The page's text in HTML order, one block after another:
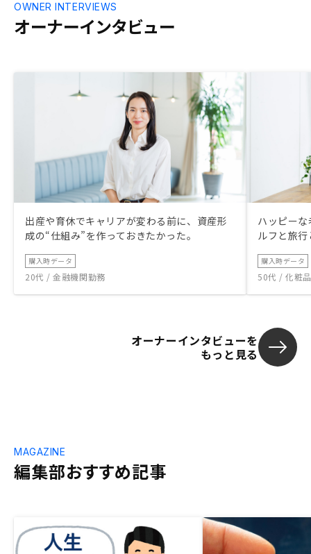
オーナーインタビュー
OWNER INTERVIEWS
出産や育休でキャリアが変わる前に、資産形
成の“仕組み”を作っておきたかった。
購入時データ
20代 / 金融機関勤務
ハッピー
ルフと旅
購入時データ
50代 / 化粧
オーナーインタビューを
もっと見る
編集部おすすめ記事
MAGAZINE